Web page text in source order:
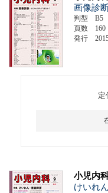
画像診
判型 B5
頁数 160
発行
定
小児内
けいれ